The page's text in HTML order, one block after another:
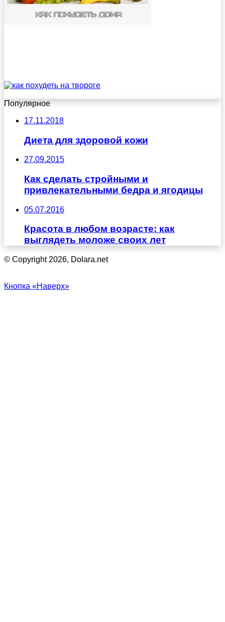
Популярное
17.11.2018
Диета для здоровой кожи
27.09.2015
Как сделать стройными и
привлекательными бедра и ягодицы
05.07.2016
Красота в любом возрасте: как
выглядеть моложе своих лет
© Copyright 2026, Dolara.net
Кнопка «Наверх»